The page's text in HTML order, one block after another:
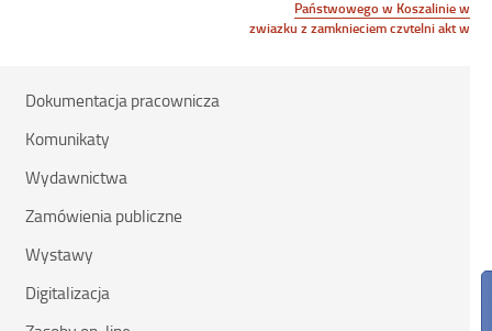
Państwowego w Koszalinie w
związku z zamknięciem czytelni akt w
Dokumentacja pracownicza
Komunikaty
Wydawnictwa
Zamówienia publiczne
Wystawy
Digitalizacja